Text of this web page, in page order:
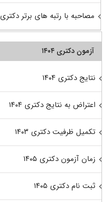
مصاحبه با رتبه های برتر دکتری
آزمون دکتری ۱۴۰۴
نتایج دکتری ۱۴۰۴
اعتراض به نتایج دکتری ۱۴۰۴
تکمیل ظرفیت دکتری ۱۴۰۳
زمان آزمون دکتری ۱۴۰۵
ثبت نام دکتری ۱۴۰۵